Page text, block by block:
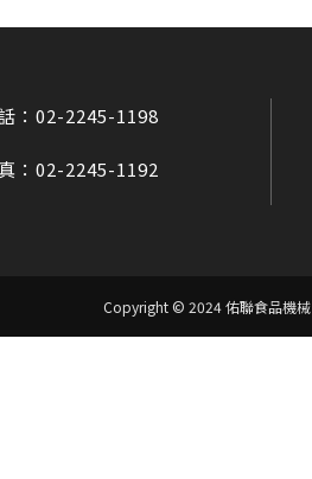
： 02-2245-1198
：02-2245-1192
Copyright © 2024 佑聯食品機械